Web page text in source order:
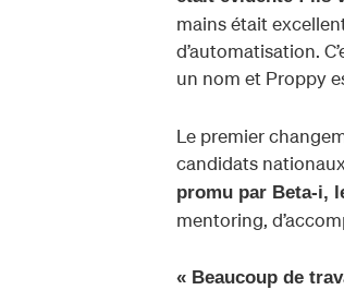
mains était
d’automatisation.
un nom et Proppy
Le premier
candidats
promu par Beta-i,
mentoring,
« Beaucoup de